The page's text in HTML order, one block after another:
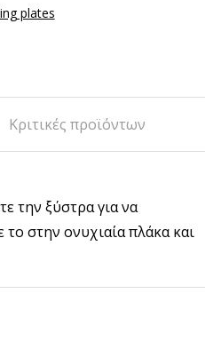
plates
Κριτικές προϊόντων
την ξύστρα για να
το στην ονυχιαία πλάκα και